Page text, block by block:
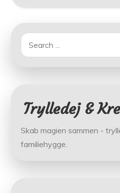
Search
for:
Trylledej &
Skab magien sammen -
familiehygge.